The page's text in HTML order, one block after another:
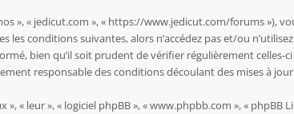
», « jedicut.com », « https://www.jedicut.com/forums »),
les conditions suivantes, alors n’accédez pas et/ou
bien qu’il soit prudent de vérifier régulièrement celles-
responsable des conditions découlant des mises à
« leur », « logiciel phpBB », « www.phpbb.com », «